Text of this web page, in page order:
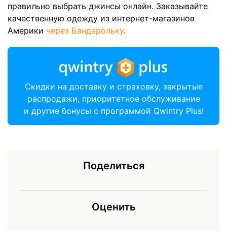
правильно выбрать джинсы онлайн. Заказывайте
качественную одежду из интернет-магазинов
Америки через Бандерольку.
Скидки на доставку и страховку, закрытые
распродажи, приоритетное обслуживание
и другие бонусы с программой Qwintry Plus!
Поделиться
Оценить